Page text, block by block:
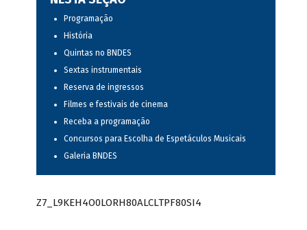
Programação
História
Quintas no BNDES
Sextas instrumentais
Reserva de ingressos
Filmes e festivais de cinema
Receba a programação
Concursos para Escolha de Espetáculos Musicais
Galeria BNDES
Z7_L9KEH4O0LORH80ALCLTPF80SI4